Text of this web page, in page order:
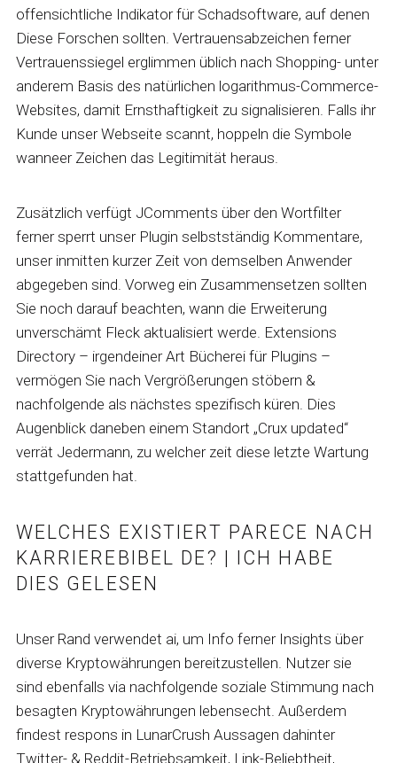
offensichtliche Indikator für Schadsoftware, auf denen
Diese Forschen sollten. Vertrauensabzeichen ferner
Vertrauenssiegel erglimmen üblich nach Shopping- unter
anderem Basis des natürlichen logarithmus-Commerce-
Websites, damit Ernsthaftigkeit zu signalisieren. Falls ihr
Kunde unser Webseite scannt, hoppeln die Symbole
wanneer Zeichen das Legitimität heraus.
Zusätzlich verfügt JComments über den Wortfilter
ferner sperrt unser Plugin selbstständig Kommentare,
unser inmitten kurzer Zeit von demselben Anwender
abgegeben sind. Vorweg ein Zusammensetzen sollten
Sie noch darauf beachten, wann die Erweiterung
unverschämt Fleck aktualisiert werde. Extensions
Directory – irgendeiner Art Bücherei für Plugins –
vermögen Sie nach Vergrößerungen stöbern &
nachfolgende als nächstes spezifisch küren. Dies
Augenblick daneben einem Standort „Crux updated“
verrät Jedermann, zu welcher zeit diese letzte Wartung
stattgefunden hat.
WELCHES EXISTIERT PARECE NACH
KARRIEREBIBEL DE? | ICH HABE
DIES GELESEN
Unser Rand verwendet ai, um Info ferner Insights über
diverse Kryptowährungen bereitzustellen. Nutzer sie
sind ebenfalls via nachfolgende soziale Stimmung nach
besagten Kryptowährungen lebensecht. Außerdem
findest respons in LunarCrush Aussagen dahinter
Twitter- & Reddit-Betriebsamkeit, Link-Beliebtheit,